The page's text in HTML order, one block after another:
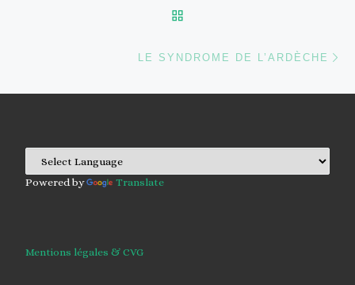
LE SYNDROME DE L’ARDÈCHE
Powered by Translate
Mentions légales & CVG